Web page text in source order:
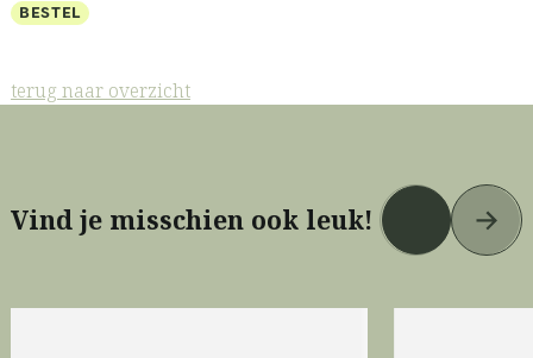
BESTEL
terug naar overzicht
Vind je misschien ook leuk!